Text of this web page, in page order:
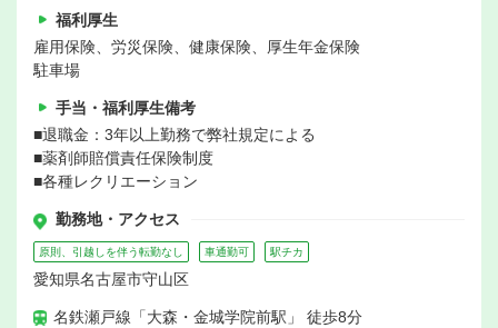
福利厚生
雇用保険、労災保険、健康保険、厚生年金保険
駐車場
手当・福利厚生備考
■退職金：3年以上勤務で弊社規定による
■薬剤師賠償責任保険制度
■各種レクリエーション
勤務地・アクセス
原則、引越しを伴う転勤なし 車通勤可 駅チカ
愛知県名古屋市守山区
名鉄瀬戸線「大森・金城学院前駅」 徒歩8分